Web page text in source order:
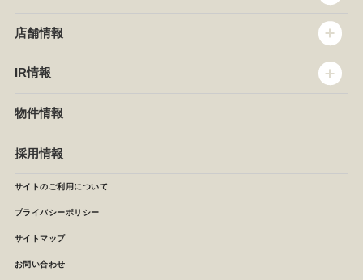
企業情報
セントラルキッチン
NEWS
店舗情報
椿屋珈琲
イタリアンダイニングDONA
店舗検索
IR情報
IRニュース
月次報告
決算短信
株主の皆様へ
よくあるご質問 (株主優待制度)
物件情報
採用情報
サイトのご利用について
プライバシーポリシー
サイトマップ
お問い合わせ